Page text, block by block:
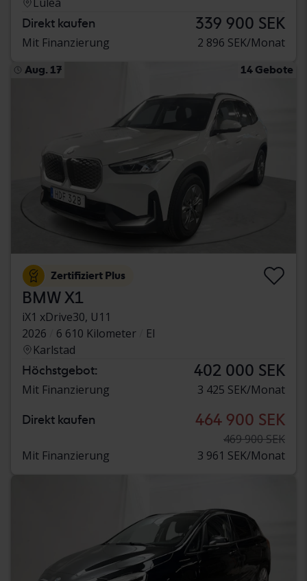
Direkt kaufen 339 900 SEK
Mit Finanzierung 2 896 SEK/Monat
Aug. 17 14 Gebote
Zertifiziert Plus
BMW X1
iX1 xDrive30, U11
2026
6 610 Kilometer
El
Karlstad
Höchstgebot: 402 000 SEK
Mit Finanzierung 3 425 SEK/Monat
Direkt kaufen 464 900 SEK
469 900 SEK
Mit Finanzierung
3 961 SEK/Monat